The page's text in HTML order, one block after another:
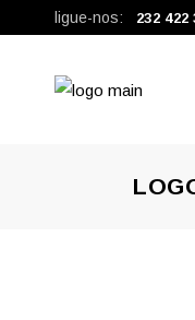
ligue-nos: 232 422